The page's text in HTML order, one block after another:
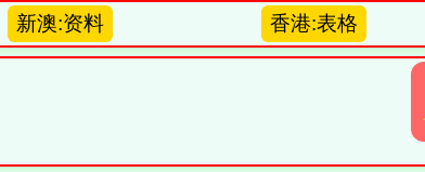
新澳:资料 香港:表格